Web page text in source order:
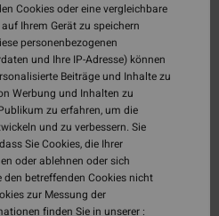
Cookies oder eine vergleichbare
Ihrem Gerät zu speichern
personenbezogenen
und Ihre IP-Adresse) können
Beiträge und Inhalte zu
Werbung und Inhalten zu
zu erfahren, um die
und zu verbessern. Sie
Sie Cookies, die Ihrer
oder ablehnen oder sich
den betreffenden Cookies nicht
zur Messung der
finden Sie in unserer :